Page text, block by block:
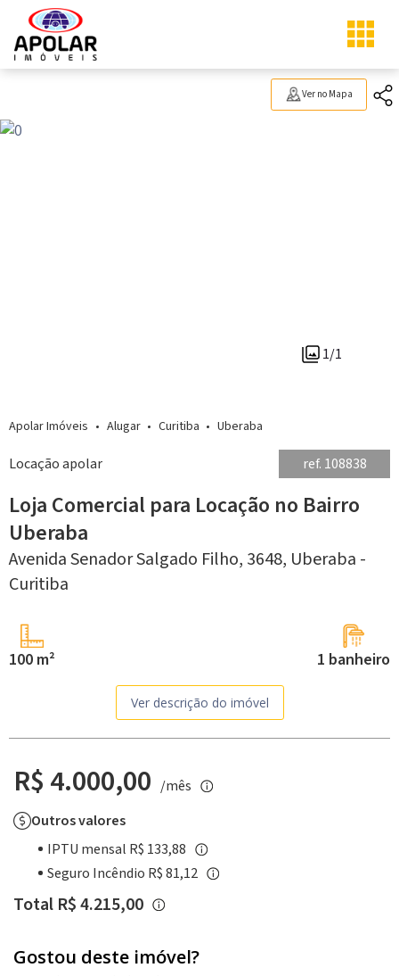
Ver no Mapa
1/1
Apolar Imóveis Alugar Curitiba Uberaba
Locação apolar ref. 108838
Loja Comercial para Locação no Bairro
Uberaba
Avenida Senador Salgado Filho, 3648, Uberaba -
Curitiba
100 m² 1 banheiro
Ver descrição do imóvel
R$ 4.000,00 /mês
Outros valores
IPTU mensal R$ 133,88
Seguro Incêndio R$ 81,12
Total R$ 4.215,00
Gostou deste imóvel?